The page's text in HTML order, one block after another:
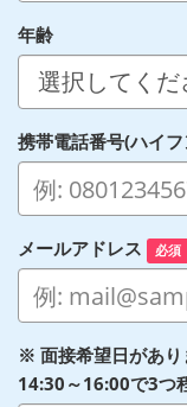
年齢
携帯電話番号(ハイ
メールアドレス 必須
※ 面接希望日があり
14:30～16:00で3つ